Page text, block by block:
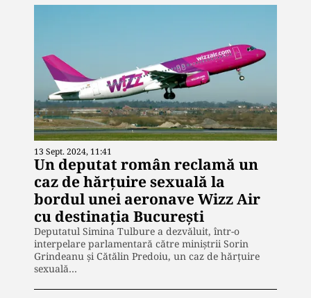
13 Sept. 2024, 11:41
Un deputat român reclamă un
caz de hărțuire sexuală la
bordul unei aeronave Wizz Air
cu destinația București
Deputatul Simina Tulbure a dezvăluit, într-o
interpelare parlamentară către miniștrii Sorin
Grindeanu și Cătălin Predoiu, un caz de hărțuire
sexuală…